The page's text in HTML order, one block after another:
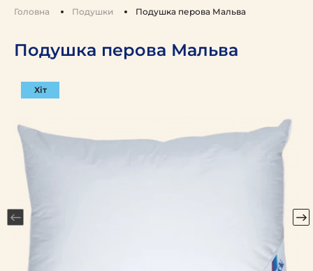
Головна Подушки Подушка перова Мальва
Подушка перова Мальва
Хіт